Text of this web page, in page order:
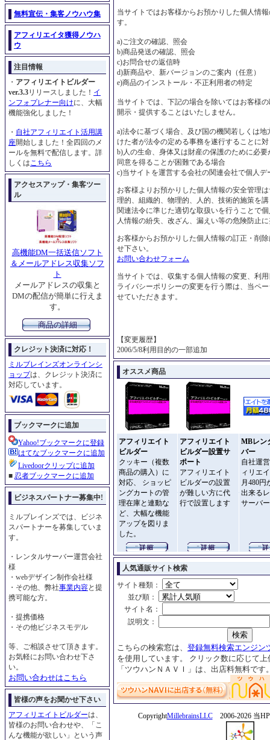
当サイトではお客様からお預かりした個人情
す。
a)ご注文の確認、照会
b)商品発送の確認、照会
c)お問合せの返信時
d)新商品や、新バージョンのご案内（任意）
e)商品のインストール・不正利用者の特定
当サイトでは、下記の場合を除いてはお客様
開示・提供することはいたしません。
a)法令に基づく場合、及び国の機関若しくは
けた者が法令の定める事務を遂行することに
b)人の生命、身体又は財産の保護のために必
同意を得ることが困難である場合
c)当サイトを運営する会社の関連会社で個人デ
お客様よりお預かりした個人情報の安全管理
理的、組織的、物理的、人的、技術的施策を
関連法令に準じた適切な取扱いを行うことで
人情報の紛失、改ざん、漏えい等の危険防止
お客様からお預かりした個人情報の訂正・削
せ下さい。
お問い合わせフォーム
当サイトでは、収集する個人情報の変更、利
ライバシーポリシーの変更を行う際は、当ペ
せていただきます。
【変更履歴】
2006/5/8利用目的の一部追加
オススメ商品
アフィリエイト
ビルダー
クッキー（複数
商品の購入）に
対応、 ショッピ
ングカートの管
理在庫と連動な
ど、大幅な機能
アップを図りま
した。
アフィリエイト
ビルダー設置サ
ポート
アフィリエイト
ビルダーの設置
が難しい方に代
行で設置します
MBレン
バー
自社運
ィリエ
月480円
出来る
サーバ
人気通販サイト検索
サイト種類：
並び順：
サイト名：
説明文：
こちらの検索窓は、 登録無料検索エンジン
を使用しています。 クリック数に応じて
「ツウハンＮＡＶＩ」は、出店料無料です
CopyrightMillebrainsLLC2006-2026 当
無料宣伝・集客ノウハウ集
アフィリエイタ獲得ノウハ
ウ
注目情報
・ アフィリエイトビルダー
ver.3.3リリースしました！ イ
ンフォプレナー向けに、大幅
機能強化しました！
・ 自社アフィリエイト活用講
座開始しました！全四回のメ
ールを無料で配信します。詳
しくはこちら
アクセスアップ・集客ツー
ル
高機能DM一括送信ソフト
＆メールアドレス収集ソフ
ト
メールアドレスの収集と
DMの配信が簡単に行えま
す。
商品の詳細
クレジット決済に対応！
ミルブレインズオンラインシ
ョップは、クレジット決済に
対応しています。
ブックマークに追加
Yahoo!ブックマークに登録
はてなブックマークに追加
Livedoorクリップに追加
■ 忍者ブックマークに追加
ビジネスパートナー募集中!
ミルブレインズでは、ビジネ
スパートナーを募集していま
す。
・レンタルサーバー運営会社
様
・webデザイン制作会社様
・その他、弊社事業内容と提
携可能な方。
・提携価格
・その他ビジネスモデル
等、ご相談させて頂きます。
お気軽にお問い合わせ下さ
い。
お問い合わせはこちら
皆様の声をお聞かせ下さい
アフィリエイトビルダーは、
皆様のお問い合わせや、「こ
んな機能が欲しい」という声